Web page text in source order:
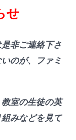
せ
非ご連絡下さ
のが、ファミ
室の生徒の英
みなどを見て